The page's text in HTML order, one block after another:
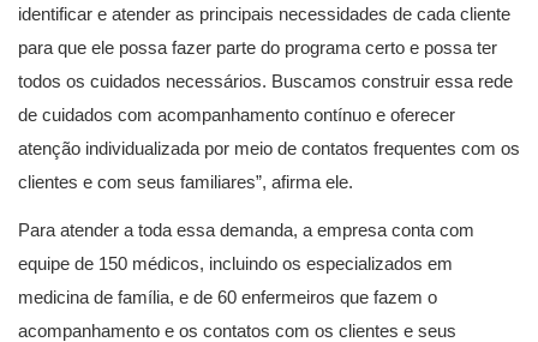
identificar e atender as principais necessidades de cada cliente
para que ele possa fazer parte do programa certo e possa ter
todos os cuidados necessários. Buscamos construir essa rede
de cuidados com acompanhamento contínuo e oferecer
atenção individualizada por meio de contatos frequentes com os
clientes e com seus familiares”, afirma ele.
Para atender a toda essa demanda, a empresa conta com
equipe de 150 médicos, incluindo os especializados em
medicina de família, e de 60 enfermeiros que fazem o
acompanhamento e os contatos com os clientes e seus